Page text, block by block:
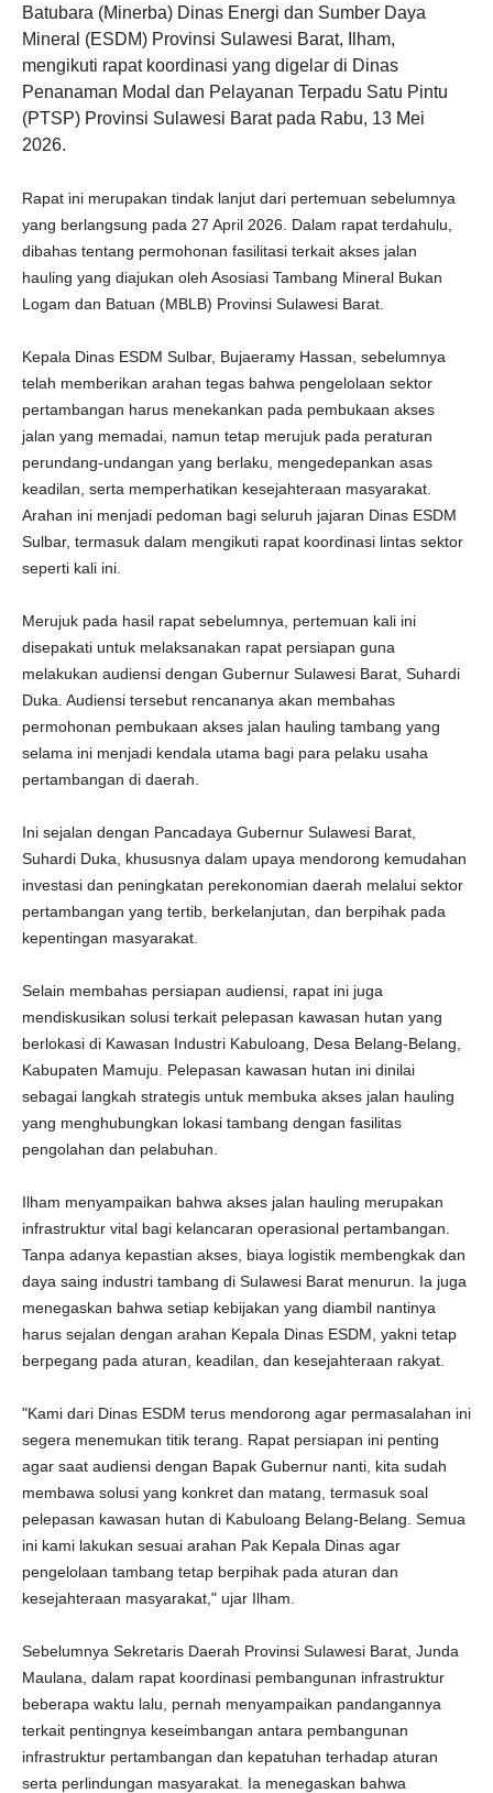
Batubara (Minerba) Dinas Energi dan Sumber Daya
Mineral (ESDM) Provinsi Sulawesi Barat, Ilham,
mengikuti rapat koordinasi yang digelar di Dinas
Penanaman Modal dan Pelayanan Terpadu Satu Pintu
(PTSP) Provinsi Sulawesi Barat pada Rabu, 13 Mei
2026.
Rapat ini merupakan tindak lanjut dari pertemuan sebelumnya
yang berlangsung pada 27 April 2026. Dalam rapat terdahulu,
dibahas tentang permohonan fasilitasi terkait akses jalan
hauling yang diajukan oleh Asosiasi Tambang Mineral Bukan
Logam dan Batuan (MBLB) Provinsi Sulawesi Barat.
Kepala Dinas ESDM Sulbar, Bujaeramy Hassan, sebelumnya
telah memberikan arahan tegas bahwa pengelolaan sektor
pertambangan harus menekankan pada pembukaan akses
jalan yang memadai, namun tetap merujuk pada peraturan
perundang-undangan yang berlaku, mengedepankan asas
keadilan, serta memperhatikan kesejahteraan masyarakat.
Arahan ini menjadi pedoman bagi seluruh jajaran Dinas ESDM
Sulbar, termasuk dalam mengikuti rapat koordinasi lintas sektor
seperti kali ini.
Merujuk pada hasil rapat sebelumnya, pertemuan kali ini
disepakati untuk melaksanakan rapat persiapan guna
melakukan audiensi dengan Gubernur Sulawesi Barat, Suhardi
Duka. Audiensi tersebut rencananya akan membahas
permohonan pembukaan akses jalan hauling tambang yang
selama ini menjadi kendala utama bagi para pelaku usaha
pertambangan di daerah.
Ini sejalan dengan Pancadaya Gubernur Sulawesi Barat,
Suhardi Duka, khususnya dalam upaya mendorong kemudahan
investasi dan peningkatan perekonomian daerah melalui sektor
pertambangan yang tertib, berkelanjutan, dan berpihak pada
kepentingan masyarakat.
Selain membahas persiapan audiensi, rapat ini juga
mendiskusikan solusi terkait pelepasan kawasan hutan yang
berlokasi di Kawasan Industri Kabuloang, Desa Belang-Belang,
Kabupaten Mamuju. Pelepasan kawasan hutan ini dinilai
sebagai langkah strategis untuk membuka akses jalan hauling
yang menghubungkan lokasi tambang dengan fasilitas
pengolahan dan pelabuhan.
Ilham menyampaikan bahwa akses jalan hauling merupakan
infrastruktur vital bagi kelancaran operasional pertambangan.
Tanpa adanya kepastian akses, biaya logistik membengkak dan
daya saing industri tambang di Sulawesi Barat menurun. Ia juga
menegaskan bahwa setiap kebijakan yang diambil nantinya
harus sejalan dengan arahan Kepala Dinas ESDM, yakni tetap
berpegang pada aturan, keadilan, dan kesejahteraan rakyat.
"Kami dari Dinas ESDM terus mendorong agar permasalahan ini
segera menemukan titik terang. Rapat persiapan ini penting
agar saat audiensi dengan Bapak Gubernur nanti, kita sudah
membawa solusi yang konkret dan matang, termasuk soal
pelepasan kawasan hutan di Kabuloang Belang-Belang. Semua
ini kami lakukan sesuai arahan Pak Kepala Dinas agar
pengelolaan tambang tetap berpihak pada aturan dan
kesejahteraan masyarakat," ujar Ilham.
Sebelumnya Sekretaris Daerah Provinsi Sulawesi Barat, Junda
Maulana, dalam rapat koordinasi pembangunan infrastruktur
beberapa waktu lalu, pernah menyampaikan pandangannya
terkait pentingnya keseimbangan antara pembangunan
infrastruktur pertambangan dan kepatuhan terhadap aturan
serta perlindungan masyarakat. Ia menegaskan bahwa